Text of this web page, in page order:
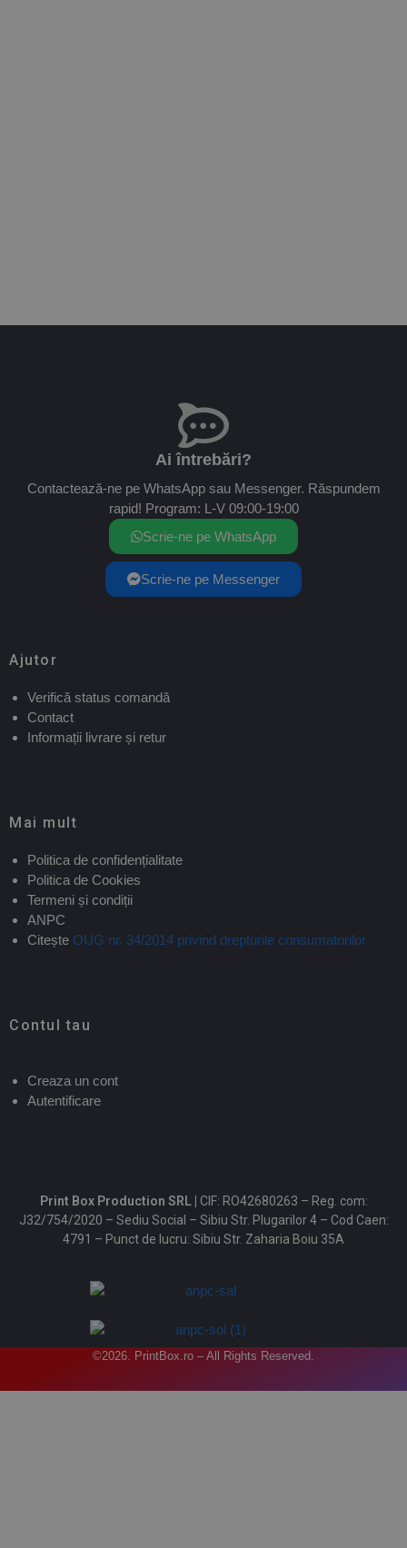
Ai întrebări?
Contactează-ne pe WhatsApp sau Messenger. Răspundem
rapid! Program: L-V 09:00-19:00
Scrie-ne pe WhatsApp
Scrie-ne pe Messenger
Ajutor
Verifică status comandă
Contact
Informații livrare și retur
Mai mult
Politica de confidențialitate
Politica de Cookies
Termeni și condiții
ANPC
Citește OUG nr. 34/2014 privind drepturile consumatorilor
Contul tau
Creaza un cont
Autentificare
Print Box Production SRL | CIF: RO42680263 – Reg. com:
J32/754/2020 – Sediu Social – Sibiu Str. Plugarilor 4 – Cod Caen:
4791 – Punct de lucru: Sibiu Str. Zaharia Boiu 35A
©2026. PrintBox.ro – All Rights Reserved.